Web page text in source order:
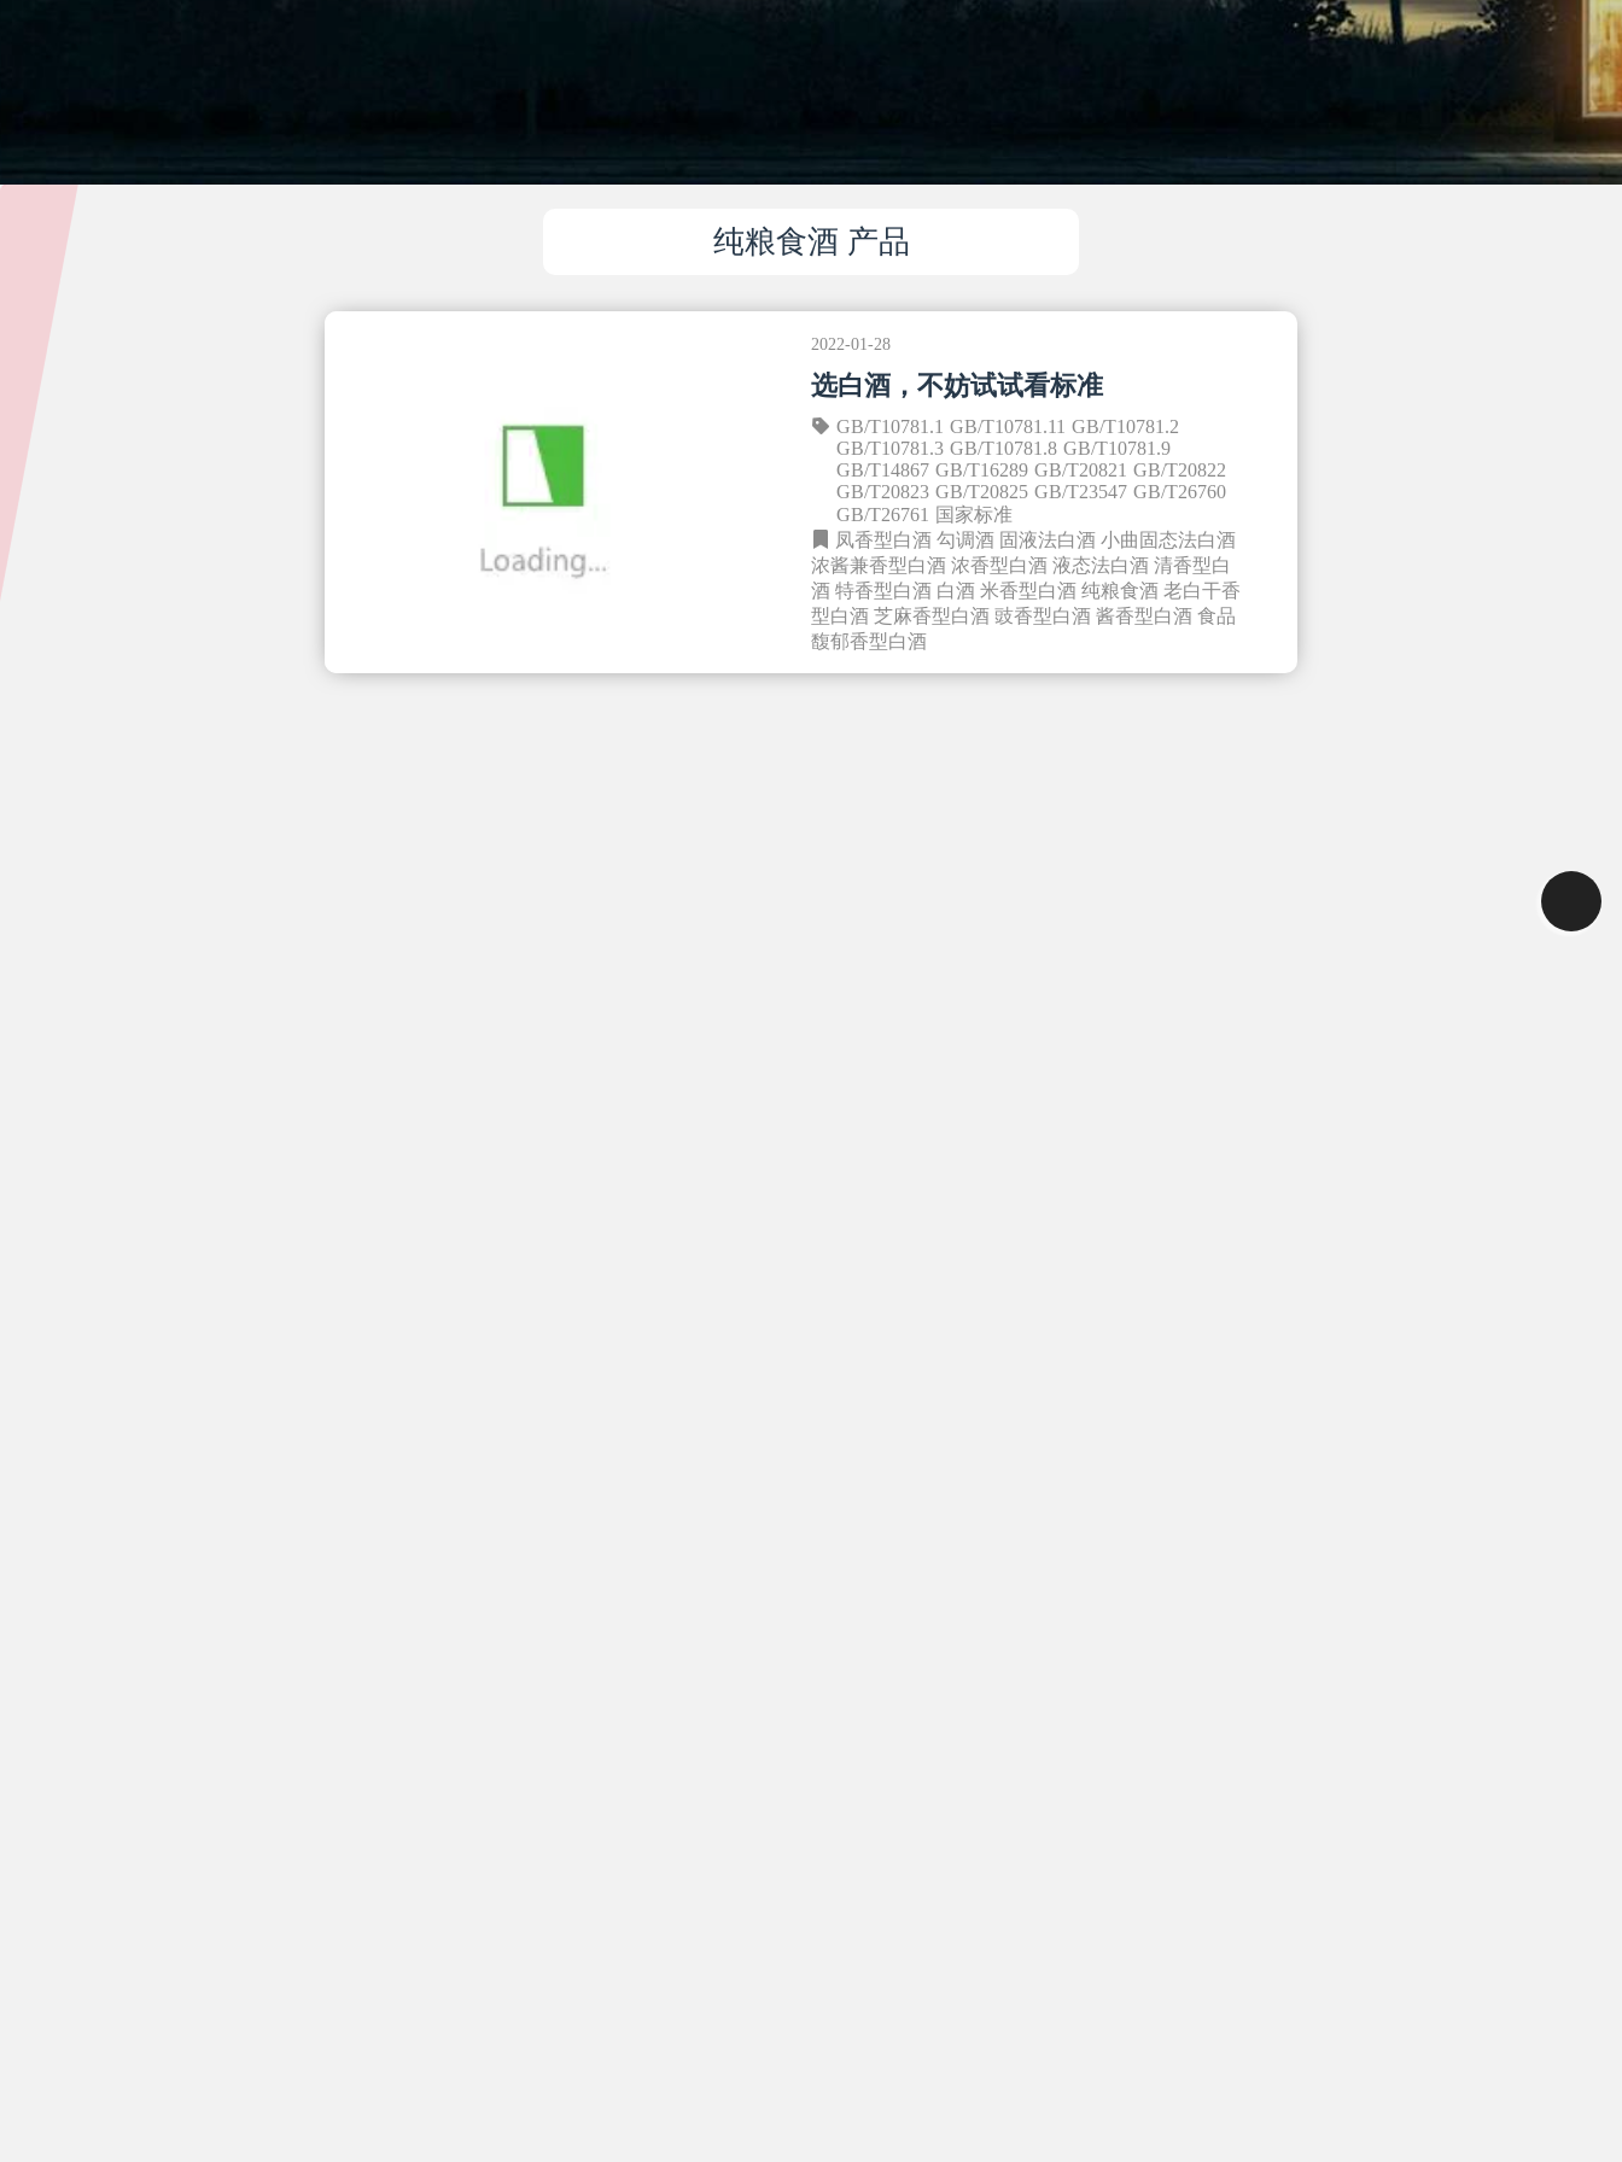
纯粮食酒 产品
2022-01-28
选白酒，不妨试试看标准
GB/T10781.1 GB/T10781.11 GB/T10781.2
GB/T10781.3 GB/T10781.8 GB/T10781.9
GB/T14867 GB/T16289 GB/T20821 GB/T20822
GB/T20823 GB/T20825 GB/T23547 GB/T26760
GB/T26761 国家标准
凤香型白酒 勾调酒 固液法白酒 小曲固态法白酒
浓酱兼香型白酒 浓香型白酒 液态法白酒 清香型白
酒 特香型白酒 白酒 米香型白酒 纯粮食酒 老白干香
型白酒 芝麻香型白酒 豉香型白酒 酱香型白酒 食品
馥郁香型白酒
白酒的定义 白酒(外文名: Chinese Bajju) ，是中国酒